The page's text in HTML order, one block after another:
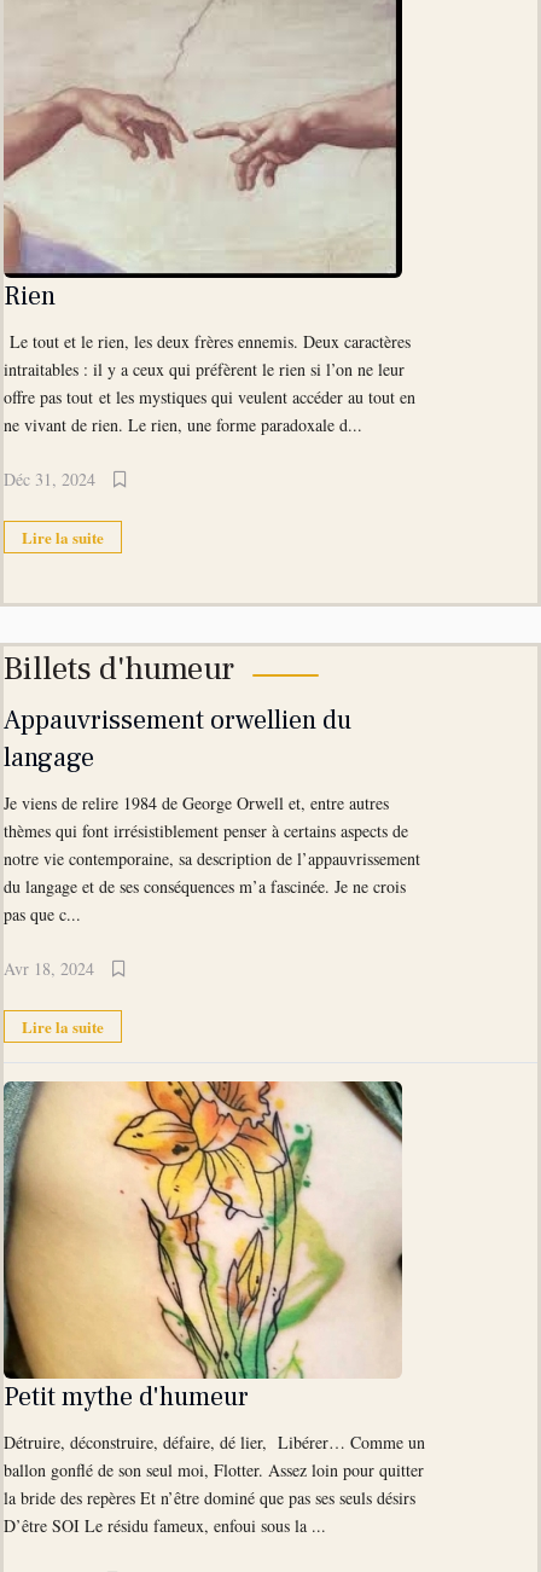
Rien
Le tout et le rien, les deux frères ennemis. Deux caractères
intraitables : il y a ceux qui préfèrent le rien si l’on ne leur
offre pas tout et les mystiques qui veulent accéder au tout en
ne vivant de rien. Le rien, une forme paradoxale d...
Déc 31, 2024
Lire la suite
Billets d'humeur
Appauvrissement orwellien du
langage
Je viens de relire 1984 de George Orwell et, entre autres
thèmes qui font irrésistiblement penser à certains aspects de
notre vie contemporaine, sa description de l’appauvrissement
du langage et de ses conséquences m’a fascinée. Je ne crois
pas que c...
Avr 18, 2024
Lire la suite
Petit mythe d'humeur
Détruire, déconstruire, défaire, dé lier, Libérer… Comme un
ballon gonflé de son seul moi, Flotter. Assez loin pour quitter
la bride des repères Et n’être dominé que pas ses seuls désirs
D’être SOI Le résidu fameux, enfoui sous la ...